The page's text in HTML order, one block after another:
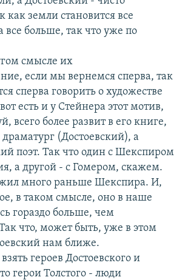
как земли становится все
все больше, так что уже по
смысле их
если мы вернемся сперва, так
сперва говорить о художестве
есть и у Стейнера этот мотив,
всего более развит в его книге,
драматург (Достоевский), а
поэт. Так что один с Шекспиром
а другой - с Гомером, скажем.
много раньше Шекспира. И,
в таком смысле, оно в наше
гораздо больше, чем
что, может быть, уже в этом
нам ближе.
героев Достоевского и
герои Толстого - люди